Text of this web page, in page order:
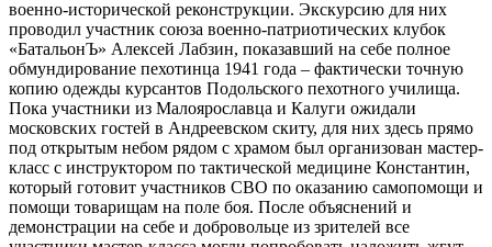
военно-исторической реконструкции. Экскурсию для них
проводил участник союза военно-патриотических клубок
«БатальонЪ» Алексей Лабзин, показавший на себе полное
обмундирование пехотинца 1941 года – фактически точную
копию одежды курсантов Подольского пехотного училища.
Пока участники из Малоярославца и Калуги ожидали
московских гостей в Андреевском скиту, для них здесь прямо
под открытым небом рядом с храмом был организован мастер-
класс с инструктором по тактической медицине Константин,
который готовит участников СВО по оказанию самопомощи и
помощи товарищам на поле боя. После объяснений и
демонстрации на себе и добровольце из зрителей все